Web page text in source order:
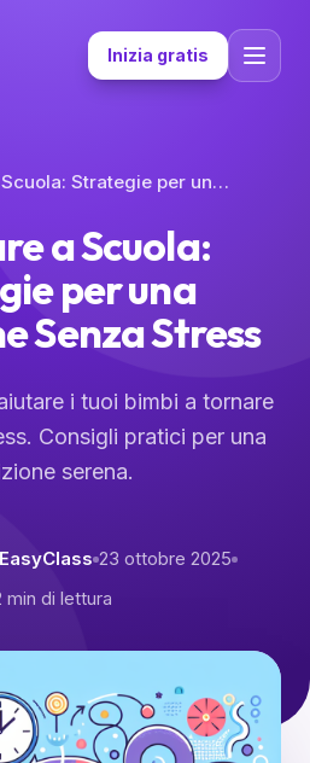
Inizia gratis
Ritornare a Scuola: Strategie per una Transizione Senza Stress
a Scuola:
per una
Senza Stress
i tuoi bimbi a tornare
Consigli pratici per una
serena.
23 ottobre 2025
min di lettura